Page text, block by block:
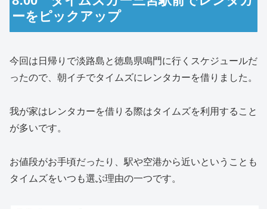
ーをピックアップ
今回は日帰りで淡路島と徳島県鳴門に行くスケジュールだ
ったので、朝イチでタイムズにレンタカーを借りました。
我が家はレンタカーを借りる際はタイムズを利用すること
が多いです。
お値段がお手頃だったり、駅や空港から近いということも
タイムズをいつも選ぶ理由の一つです。